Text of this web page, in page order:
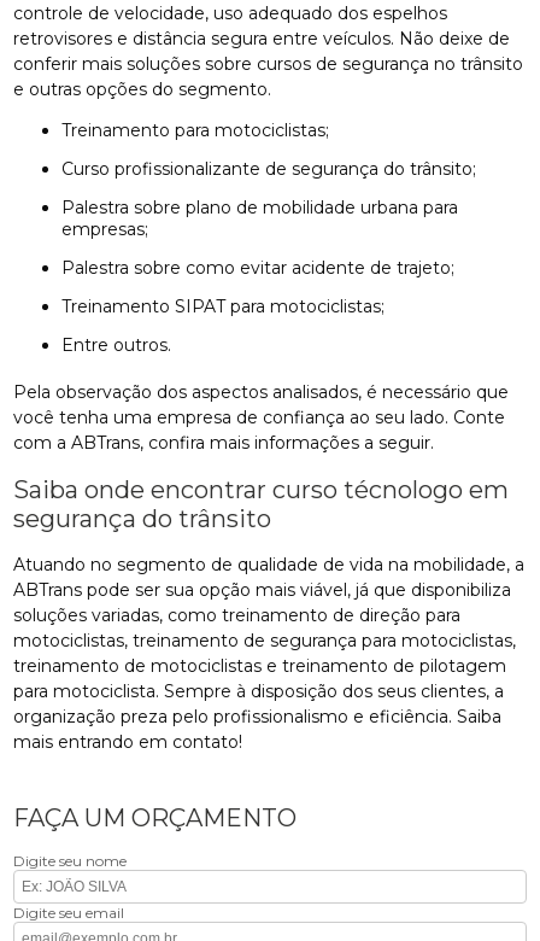
controle de velocidade, uso adequado dos espelhos
retrovisores e distância segura entre veículos. Não deixe de
conferir mais soluções sobre cursos de segurança no trânsito
e outras opções do segmento.
treinamento para motociclistas;
curso profissionalizante de segurança do trânsito;
palestra sobre plano de mobilidade urbana para
empresas;
palestra sobre como evitar acidente de trajeto;
treinamento SIPAT para motociclistas;
entre outros.
Pela observação dos aspectos analisados, é necessário que
você tenha uma empresa de confiança ao seu lado. Conte
com a ABTrans, confira mais informações a seguir.
Saiba onde encontrar curso técnologo em
segurança do trânsito
Atuando no segmento de qualidade de vida na mobilidade, a
ABTrans pode ser sua opção mais viável, já que disponibiliza
soluções variadas, como treinamento de direção para
motociclistas, treinamento de segurança para motociclistas,
treinamento de motociclistas e treinamento de pilotagem
para motociclista. Sempre à disposição dos seus clientes, a
organização preza pelo profissionalismo e eficiência. Saiba
mais entrando em contato!
FAÇA UM ORÇAMENTO
Digite seu nome
Digite seu email